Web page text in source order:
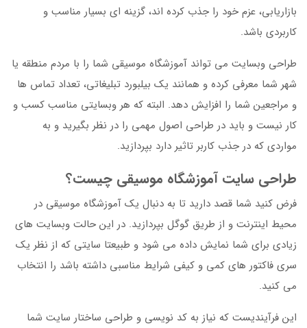
بازاریابی، عزم خود را جذب کرده اند، گزینه ای بسیار مناسب و
کاربردی باشد.
طراحی وبسایت می تواند آموزشگاه موسیقی شما را با مردم منطقه یا
شهر شما معرفی کرده و همانند یک بیلبورد تبلیغاتی، تعداد تماس ها
و مراجعین شما را افزایش دهد. البته که هر وبسایتی مناسب کسب و
کار نیست و باید در طراحی اصول مهمی را در نظر بگیرید و به
مواردی که در جذب کاربر تاثیر دارد بپردازید.
طراحی سایت آموزشگاه موسیقی چیست؟
فرض کنید شما قصد دارید تا به دنبال یک آموزشگاه موسیقی در
محیط اینترنت و از طریق گوگل بپردازید. در این حالت وبسایت های
زیادی برای شما نمایش داده می شود و طبیعتا سایتی که از نظر یک
سری فاکتور های کمی و کیفی شرایط مناسبی داشته باشد را انتخاب
می کنید.
این فرآیندیست که نیاز به کد نویسی و طراحی ساختار سایت شما